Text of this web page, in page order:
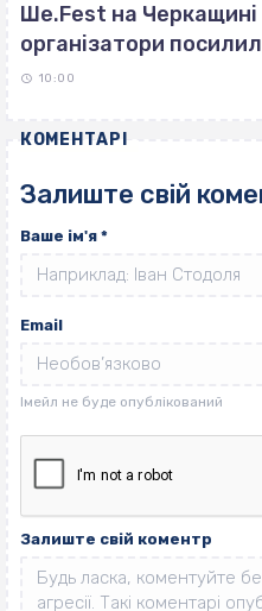
Ше.Fest на Черкащині
організатори
10:00
КОМЕНТАРІ
Залиште свій
Ваше ім'я *
Email
Залиште свій коментр